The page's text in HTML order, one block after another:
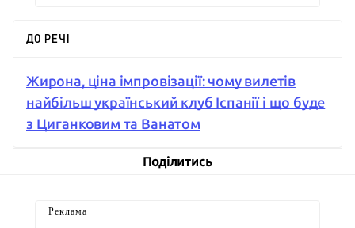
ДО РЕЧІ
Жирона, ціна імпровізації: чому вилетів
найбільш український клуб Іспанії і що буде
з Циганковим та Ванатом
Поділитись
Реклама